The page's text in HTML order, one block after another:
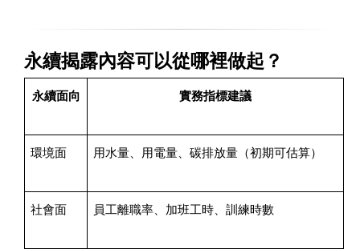
永續揭露內容可以從哪裡做起？
永續面向 實務指標建議
環境面 用水量、用電量、碳排放量（初期可估算）
社會面 員工離職率、加班工時、訓練時數